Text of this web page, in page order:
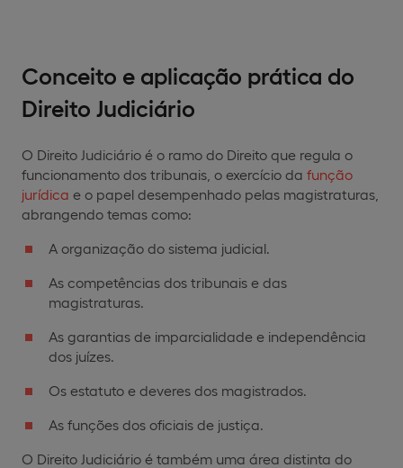
Conceito e aplicação prática do
Direito Judiciário
O Direito Judiciário é o ramo do Direito que regula o
funcionamento dos tribunais, o exercício da função
jurídica e o papel desempenhado pelas magistraturas,
abrangendo temas como:
A organização do sistema judicial.
As competências dos tribunais e das
magistraturas.
As garantias de imparcialidade e independência
dos juízes.
Os estatuto e deveres dos magistrados.
As funções dos oficiais de justiça.
O Direito Judiciário é também uma área distinta do